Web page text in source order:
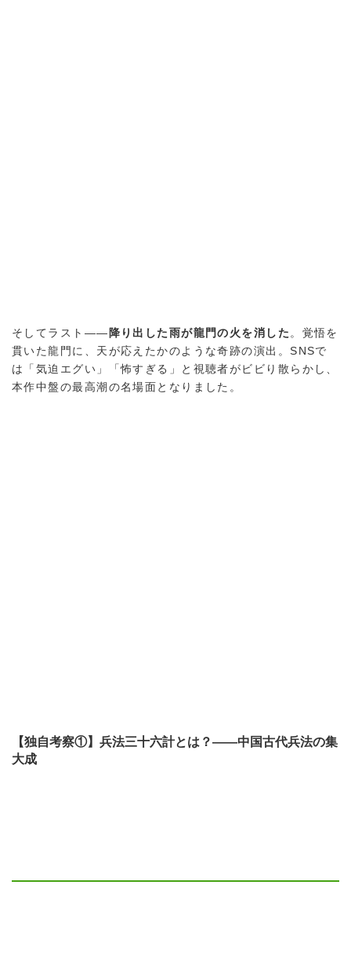
そしてラスト—— 降り出した雨が龍門の火を消した 。覚悟を
貫いた龍門に、天が応えたかのような奇跡の演出。SNSで
は「気迫エグい」「怖すぎる」と視聴者がビビり散らかし、
本作中盤の最高潮の名場面となりました。
【独自考察①】兵法三十六計とは？——中国古代兵法の集
大成